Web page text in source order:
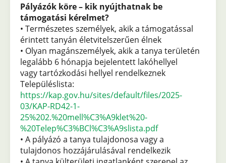
Pályázók köre – kik nyújthatnak be
támogatási kérelmet?
• Természetes személyek, akik a támogatással
érintett tanyán életvitelszerűen élnek
• Olyan magánszemélyek, akik a tanya területén
legalább 6 hónapja bejelentett lakóhellyel
vagy tartózkodási hellyel rendelkeznek
Településlista:
https://kap.gov.hu/sites/default/files/2025-
03/KAP-RD42-1-
25%202.%20mell%C3%A9klet%20-
%20Telep%C3%BCl%C3%A9slista.pdf
• A pályázó a tanya tulajdonosa vagy a
tulajdonos hozzájárulásával rendelkezik